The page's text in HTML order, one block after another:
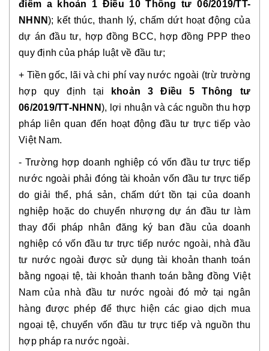
điểm a khoản 1 Điều 10 Thông tư 06/2019/TT-
NHNN); kết thúc, thanh lý, chấm dứt hoạt động của
dự án đầu tư, hợp đồng BCC, hợp đồng PPP theo
quy định của pháp luật về đầu tư;
+ Tiền gốc, lãi và chi phí vay nước ngoài (trừ trường
hợp quy định tại
khoản 3 Điều 5 Thông tư
06/2019/TT-NHNN), lợi nhuận và các nguồn thu hợp
pháp liên quan đến hoạt động đầu tư trực tiếp vào
Việt Nam.
- Trường hợp doanh nghiệp có vốn đầu tư trực tiếp
nước ngoài phải đóng tài khoản vốn đầu tư trực tiếp
do giải thể, phá sản, chấm dứt tồn tại của doanh
nghiệp hoặc do chuyển nhượng dự án đầu tư làm
thay đổi pháp nhân đăng ký ban đầu của doanh
nghiệp có vốn đầu tư trực tiếp nước ngoài, nhà đầu
tư nước ngoài được sử dụng tài khoản thanh toán
bằng ngoại tệ, tài khoản thanh toán bằng đồng Việt
Nam của nhà đầu tư nước ngoài đó mở tại ngân
hàng được phép để thực hiện các giao dịch mua
ngoại tệ, chuyển vốn đầu tư trực tiếp và nguồn thu
hợp pháp ra nước ngoài.